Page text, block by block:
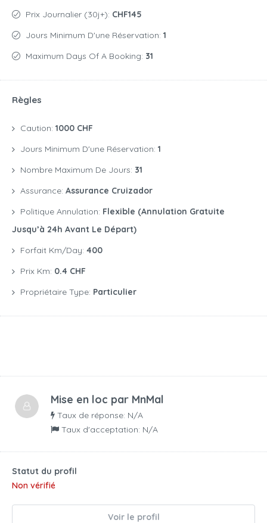
Prix Journalier (30j+): CHF145
Jours Minimum D'une Réservation: 1
Maximum Days Of A Booking: 31
Règles
Caution: 1000 CHF
Jours Minimum D'une Réservation: 1
Nombre Maximum De Jours: 31
Assurance: Assurance Cruizador
Politique Annulation: Flexible (annulation Gratuite
Jusqu’à 24h Avant Le Départ)
Forfait Km/day: 400
Prix Km: 0.4 CHF
Propriétaire Type: Particulier
Mise en loc par MnMal
Taux de réponse: N/A
Taux d'acceptation: N/A
Statut du profil
Non vérifié
Voir le profil